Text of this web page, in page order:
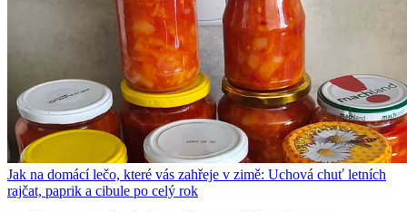
Jak na domácí lečo, které vás zahřeje v zimě: Uchová chuť letních
rajčat, paprik a cibule po celý rok